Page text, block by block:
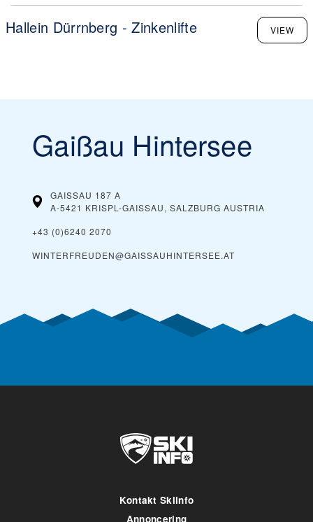
Hallein Dürrnberg - Zinkenlifte VIEW
Gaißau Hintersee
GAISSAU 187 A
A-5421 KRISPL-GAISSAU, SALZBURG
AUSTRIA
+43 (0)6240 2070
WINTERFREUDEN@GAISSAUHINTERSEE.AT
Kontakt Skiinfo
Annoncering